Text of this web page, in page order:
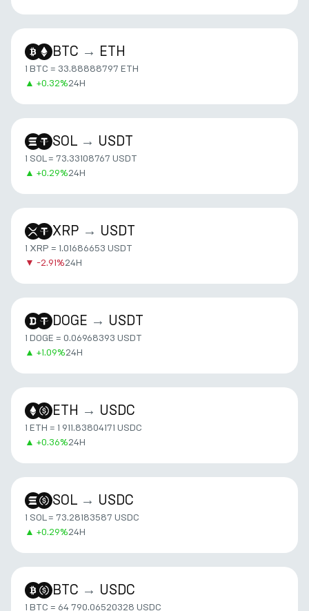
BTC → ETH
1 BTC = 33.88888797 ETH
▲ +0.32%24H
SOL → USDT
1 SOL = 73.33108767 USDT
▲ +0.29%24H
XRP → USDT
1 XRP = 1.01686653 USDT
▼ -2.91%24H
DOGE → USDT
1 DOGE = 0.06968393 USDT
▲ +1.09%24H
ETH → USDC
1 ETH = 1 911.83804171 USDC
▲ +0.36%24H
SOL → USDC
1 SOL = 73.28183587 USDC
▲ +0.29%24H
BTC → USDC
1 BTC = 64 790.06520328 USDC